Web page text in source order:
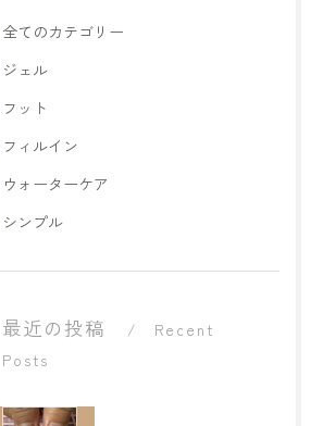
全てのカテゴリー
ジェル
フット
フィルイン
ウォーターケア
シンプル
最近の投稿
Recent
Posts